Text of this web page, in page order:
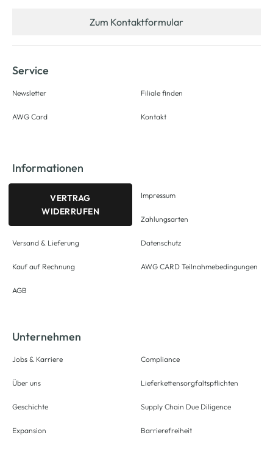
Zum Kontaktformular
Service
Newsletter
AWG Card
Filiale finden
Kontakt
Informationen
VERTRAG
WIDERRUFEN
Versand & Lieferung
Kauf auf Rechnung
AGB
Impressum
Zahlungsarten
Datenschutz
AWG CARD Teilnahmebedingungen
Unternehmen
Jobs & Karriere
Über uns
Geschichte
Expansion
Compliance
Lieferkettensorgfaltspflichten
Supply Chain Due Diligence
Barrierefreiheit